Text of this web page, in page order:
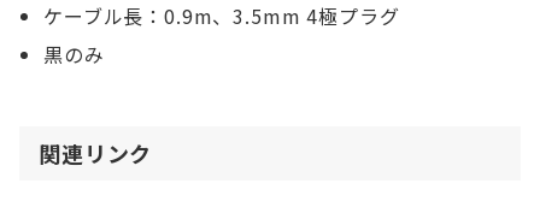
ケーブル長：0.9m、3.5mm 4極プラグ
黒のみ
関連リンク